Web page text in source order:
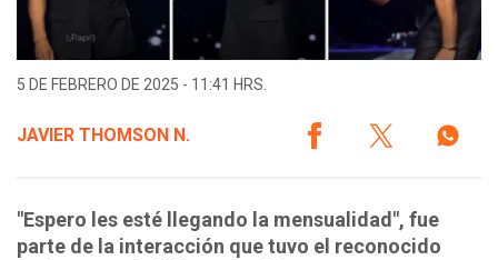
5 DE FEBRERO DE 2025 - 11:41 HRS.
JAVIER THOMSON N.
"Espero les esté llegando la mensualidad", fue
parte de la interacción que tuvo el reconocido